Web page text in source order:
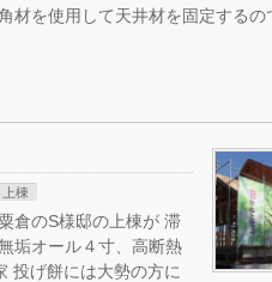
材を使用して天井材を固定するの
上棟
倉のS様邸の上棟が 滞
垢オール４寸、高断熱
投げ餅には大勢の方に